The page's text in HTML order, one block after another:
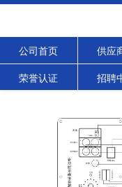
公司首页 供应
荣誉认证 招聘